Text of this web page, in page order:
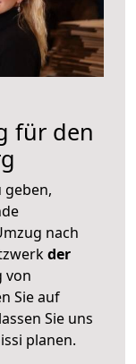
für den
geben,
nach
der
von
Sie auf
Sie uns
planen.